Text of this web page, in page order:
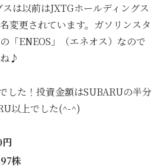
は以前はJXTGホールディングス
変更されています。ガソリンスタ
「ENEOS」（エネオス）なので
♪
した！投資金額はSUBARUの半分
以上でした(^-^)
株